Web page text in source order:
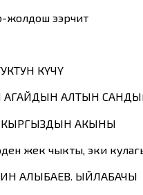
ээрчитүү
КҮЧҮ
АГАЙДЫН АЛТЫН
АКЫНЫ
жек чыкты, эки
АЛЫБАЕВ. ЫЙЛАБАЧЫ